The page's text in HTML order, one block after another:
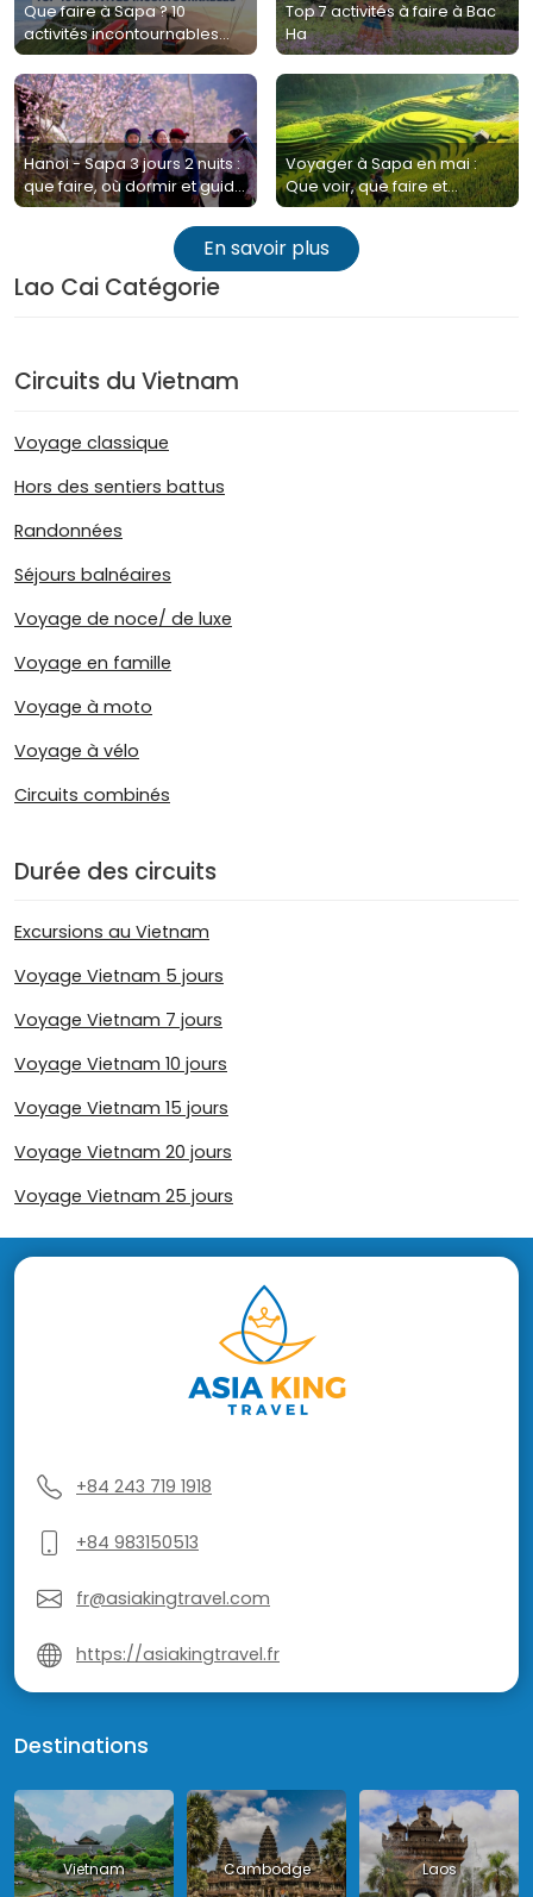
Que faire à Sapa ? 10
activités incontournables
pour un voyage authentique
au Vietnam
Top 7 activités à faire à Bac
Ha
Hanoi - Sapa 3 jours 2 nuits :
que faire, où dormir et guide
complet à lire
Voyager à Sapa en mai :
Que voir, que faire et
conseils pratique
En savoir plus
Lao Cai Catégorie
Circuits du Vietnam
Voyage classique
Hors des sentiers battus
Randonnées
Séjours balnéaires
Voyage de noce/ de luxe
Voyage en famille
Voyage à moto
Voyage à vélo
Circuits combinés
Durée des circuits
Excursions au Vietnam
Voyage Vietnam 5 jours
Voyage Vietnam 7 jours
Voyage Vietnam 10 jours
Voyage Vietnam 15 jours
Voyage Vietnam 20 jours
Voyage Vietnam 25 jours
+84 243 719 1918
+84 983150513
fr@asiakingtravel.com
https://asiakingtravel.fr
Destinations
Vietnam Cambodge Laos